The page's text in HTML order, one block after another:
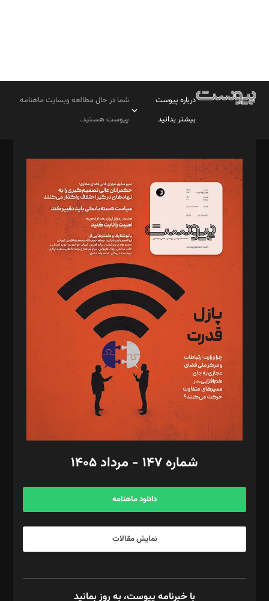
درباره پیوست
بیشتر بدانید
شما در حال مطالعه وبسایت ماهنامه
پیوست هستید.
مدیر مسئول: محمدباقر اثنی‌عشری
سردبیر: مهرک محمودی
دبیر تحریریه: میثم قاسمی
د‌بیر ناداستان: سمانه سمیع
د‌بیر خدمت و تجارت: ابوالفضل رجبی
د‌بیر حقوق فناوری: حسام‌الدین ایپکچی
د‌بیر پیوست جهان: مینا پاکدل
د‌بیر تحریریه آنلاین: بابک نقاش
تحریریه‌: مجتبی محمود‌ی، آرش برهمند، یسنا امان‌پور، سروش کرمیان،
مصطفی مسجدی آرانی، ابوالفضل رجبی، زهرا فکرانه، فائزه فتحی
رستمی،مصطفی باستان
ویرایش: نگار استاد‌‌آقا
طراح یونیفرم: مجید توکلی
فیلمبرداری و عکاسی: امیر شفیعی، مانی لطفی زاده
گرافیک و صفحه‌آرایی: سید‌سبحان‌علی ثابت
مد‌یر توسعه تجاری: کامبیز برید‌
امور مالی: شاپور رهبری، محمد‌ کاظمی‌نیا
آگهی و مشترکین: ۰۹۱۹۹۹۹۰۴۵۴
شماره ۱۴۷ - مرداد ۱۴۰۵
دانلود ماهنامه
نمایش مقالات
با خبرنامه پیوست، به روز بمانید